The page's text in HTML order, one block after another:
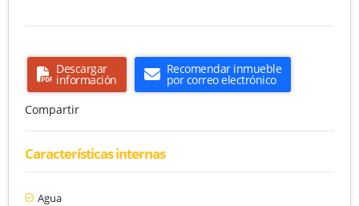
Descargar
información
Recomendar inmueble
por correo electrónico
Compartir
Características internas
Agua